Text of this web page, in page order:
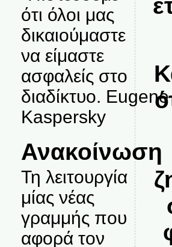
ότι όλοι μας
δικαιούμαστε
να είμαστε
ασφαλείς στο
διαδίκτυο. Eugene
Kaspersky
Ανακοίνωση
Τη λειτουργία
μίας νέας
γραμμής που
αφορά τον